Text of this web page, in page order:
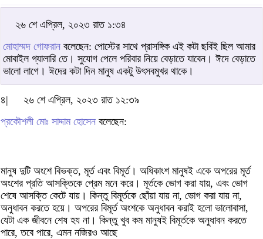
২৬ শে এপ্রিল, ২০২৩ রাত ১:৩৪
মোহাম্মদ গোফরান বলেছেন: পোস্টের সাথে প্রাসঙ্গিক এই কটা ছবিই ছিল আমার
মোবাইল গ্যালারি তে। সুযোগ পেলে পরিবার নিয়ে বেড়াতে যাবেন। ঈদে বেড়াতে
ভালো লাগে। ঈদের কটা দিন মানুষ একটু উৎসবমুখর থাকে।
৪|
২৬ শে এপ্রিল, ২০২৩ রাত ১২:৩৯
প্রকৌশলী মোঃ সাদ্দাম হোসেন বলেছেন:
মানুষ দুটি অংশে বিভক্ত, মূর্ত এবং বিমূর্ত। অধিকাংশ মানুষই একে অপরের মূর্ত
অংশের প্রতি আসক্তিকে প্রেম মনে করে। মূর্তকে ভোগ করা যায়, এবং ভোগ
শেষে আসক্তি কেটে যায়। কিন্তু বিমূর্তকে ছোঁয়া যায় না, ভোগ করা যায় না,
অনুধাবন করতে হয়ে। অপরের বিমূর্ত অংশকে অনুধাবন করাই হলো ভালোবাসা,
যেটা এক জীবনে শেষ হয না। কিন্তু খুব কম মানুষই বিমূর্তকে অনুধাবন করতে
পারে, তবে পারে, এমন নজিরও আছে